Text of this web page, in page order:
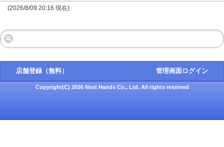
(2026/8/09 20:16 現在)
店舗登録（無料） 管理画面ログイン
Copyright(C) 2026 Next Hands Co., Ltd. All rights reserved